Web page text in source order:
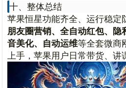
十、整体总结
苹果恒星功能齐全、运行稳定
朋友圈营销、全自动红包、隐
音美化、自动运维等全套微商
上手，苹果用户日常带货、讲